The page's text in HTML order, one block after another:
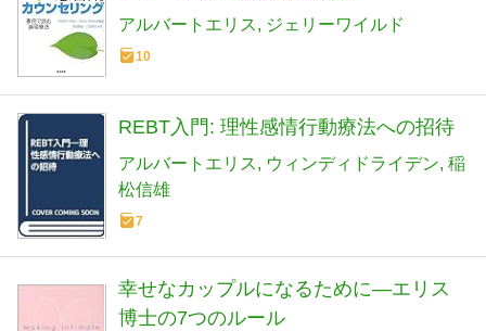
アルバートエリス ジェリーワイルド
10
REBT入門: 理性感情行動療法への招待
アルバートエリス ウィンディドライデン 稲
松信雄
7
幸せなカップルになるために―エリス
博士の7つのルール